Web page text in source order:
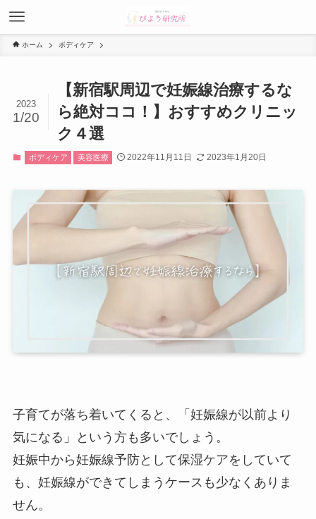
ホーム ボディケア
【新宿駅周辺で妊娠線治療するな
ら絶対ココ！】おすすめクリニッ
ク４選
2023
1/20
ボディケア 美容医療 2022年11月11日 2023年1月20日
子育てが落ち着いてくると、「妊娠線が以前より
気になる」という方も多いでしょう。
妊娠中から妊娠線予防として保湿ケアをしていて
も、妊娠線ができてしまうケースも少なくありま
せん。